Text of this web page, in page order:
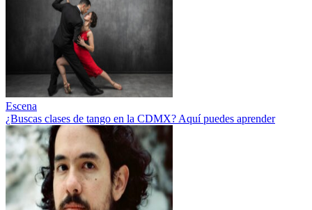
Escena
¿Buscas clases de tango en la CDMX? Aquí puedes aprender